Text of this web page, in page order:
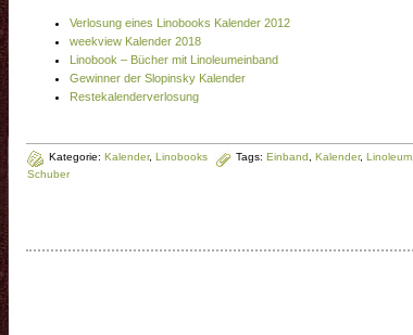
Verlosung eines Linobooks Kalender 2012
weekview Kalender 2018
Linobook – Bücher mit Linoleumeinband
Gewinner der Slopinsky Kalender
Restekalenderverlosung
Kategorie: Kalender, Linobooks Tags: Einband Kalender, Linoleum
Schuber